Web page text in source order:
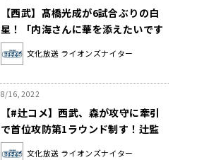
【西武】髙橋光成が6試合ぶりの白
星！「内海さんに華を添えたいです
し、絶対に優勝したいです」
文化放送 ライオンズナイター
8/16, 2022
【#辻コメ】西武、森が攻守に牽引
で首位攻防第1ラウンド制す！辻監
督「素晴らしいリードでした」
文化放送 ライオンズナイター